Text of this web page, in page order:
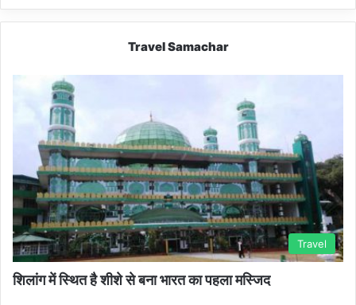
Travel Samachar
Travel
शिलांग में स्थित है शीशे से बना भारत का पहला मस्जिद